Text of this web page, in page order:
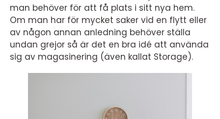
man behöver för att få plats i sitt nya hem.
Om man har för mycket saker vid en flytt eller
av någon annan anledning behöver ställa
undan grejor så är det en bra idé att använda
sig av magasinering (även kallat Storage).